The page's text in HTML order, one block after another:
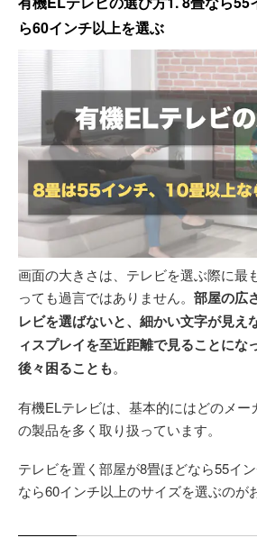
ら60インチ以上を選ぶ
画面の大きさは、テレビを選ぶ際に最
っても過言ではありません。 部屋の広
レビを選ばないと、細かい文字が見え
ィスプレイを至近距離で見ることにな
後々困ることも。
有機ELテレビは、基本的にはどのメー
の製品を多く取り扱っています。
テレビを置く部屋が8畳ほどなら55イ
なら60インチ以上のサイズを選ぶのが